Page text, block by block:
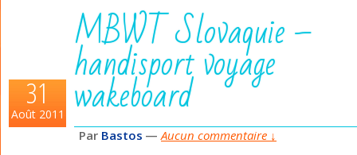
MBWT Slovaquie –
handisport voyage
wakeboard
31
Août 2011
Par Bastos — Aucun commentaire ↓